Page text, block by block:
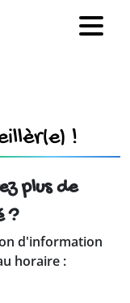
!
plus de
?
d'information
horaire :